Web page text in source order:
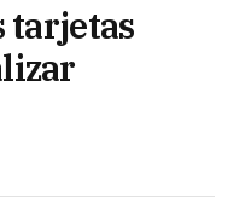
tarjetas